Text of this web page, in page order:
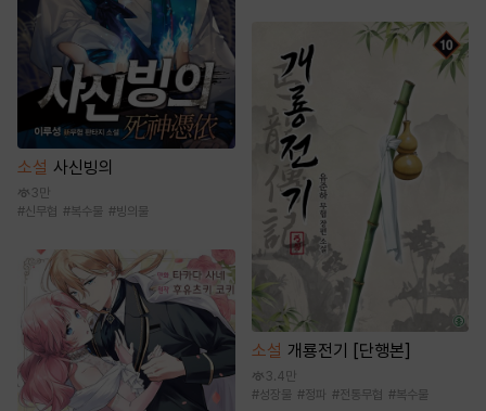
소설 사신빙의
3만
#신무협 #복수물 #빙의물
소설 개룡전기 [단행본]
3.4만
#성장물 #정파 #전통무협 #복수물